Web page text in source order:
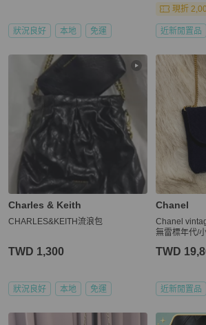
狀況良好 本地 免運
現折
近新閒置品
Charles & Keith
CHARLES&KEITH流浪包
TWD 1,300
狀況良好 本地 免運
Chanel
Chanel
無雷標年代/
TWD
近新閒置品